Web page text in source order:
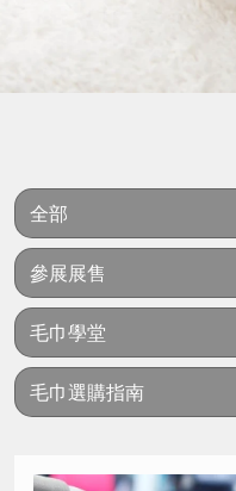
全部
參展展售
毛巾學堂
毛巾選購指南